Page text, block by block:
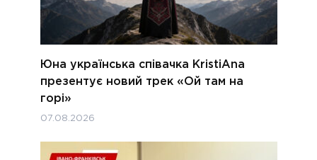
Юна українська співачка KristiAna
презентує новий трек «Ой там на
горі»
07.08.2026